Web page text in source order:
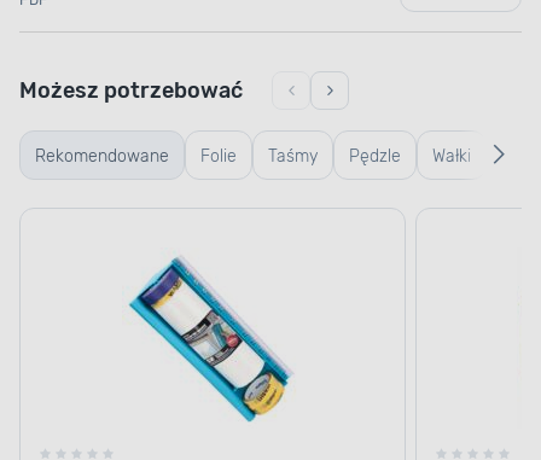
Rekomendowane Folie Taśmy Pędzle Wałki
Możesz potrzebować